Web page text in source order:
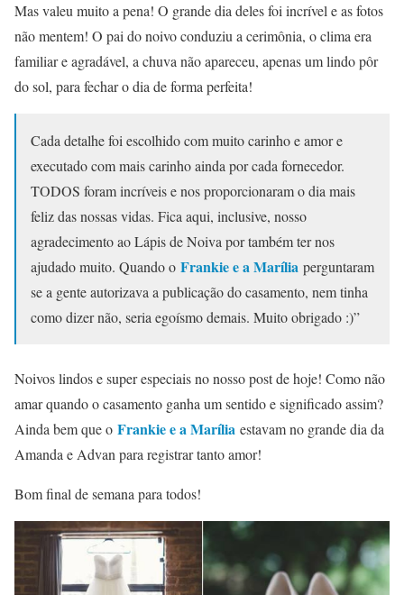
Mas valeu muito a pena! O grande dia deles foi incrível e as fotos
não mentem! O pai do noivo conduziu a cerimônia, o clima era
familiar e agradável, a chuva não apareceu, apenas um lindo pôr
do sol, para fechar o dia de forma perfeita!
Cada detalhe foi escolhido com muito carinho e amor e
executado com mais carinho ainda por cada fornecedor.
TODOS foram incríveis e nos proporcionaram o dia mais
feliz das nossas vidas. Fica aqui, inclusive, nosso
agradecimento ao Lápis de Noiva por também ter nos
ajudado muito. Quando o Frankie e a Marília perguntaram
se a gente autorizava a publicação do casamento, nem tinha
como dizer não, seria egoísmo demais. Muito obrigado :)”
Noivos lindos e super especiais no nosso post de hoje! Como não
amar quando o casamento ganha um sentido e significado assim?
Ainda bem que o Frankie e a Marília estavam no grande dia da
Amanda e Advan para registrar tanto amor!
Bom final de semana para todos!